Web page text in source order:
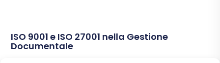
ISO 9001 e ISO 27001 nella Gestione
Documentale